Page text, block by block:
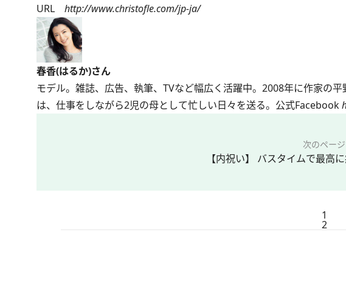
URL http://www.christofle.com/jp-ja/
春香(はるか)さん
モデル。雑誌、広告、執筆、TVなど幅広く活躍中。2008年に作家の
は、仕事をしながら2児の母として忙しい日々を送る。公式Facebook
次のページ
【内祝い】 バスタイムで最高
1
2